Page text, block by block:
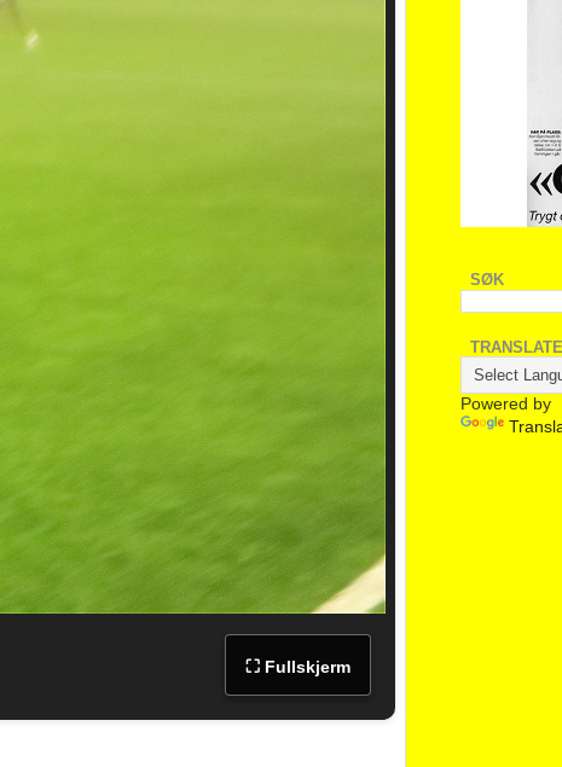
⛶ Fullskjerm
SØK
TRANSLATE
Powered by